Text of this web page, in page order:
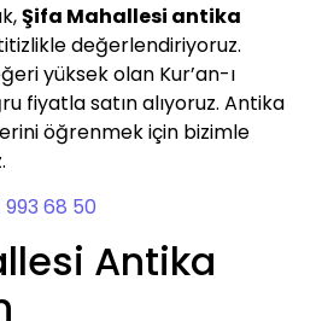
Şifa Mahallesi antika
değerlendiriyoruz.
yüksek olan Kur’an-ı
fiyatla satın alıyoruz. Antika
öğrenmek için bizimle
993 68 50
Antika